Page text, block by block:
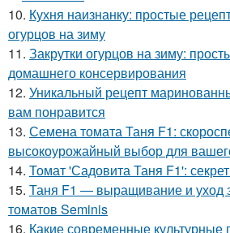
10. Кухня наизнанку: простые
огурцов на зиму
11. Закрутки огурцов на зиму:
домашнего консервирования
12. Уникальный рецепт
вам понравится
13. Семена томата Таня F1:
высокоурожайный выбор для
14. Томат 'Садовита Таня F1':
15. Таня F1 — выращивание и уход
томатов Seminis
16. Какие современные культурные